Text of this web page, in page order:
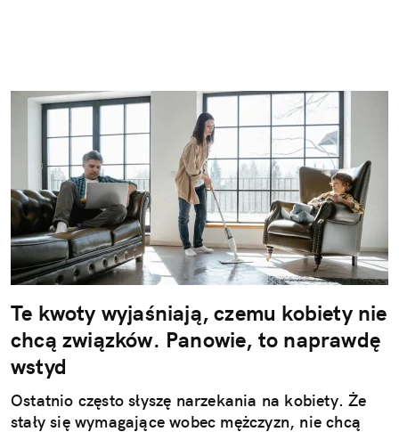
Te kwoty wyjaśniają, czemu kobiety nie
chcą związków. Panowie, to naprawdę
wstyd
Ostatnio często słyszę narzekania na kobiety. Że
stały się wymagające wobec mężczyzn, nie chcą